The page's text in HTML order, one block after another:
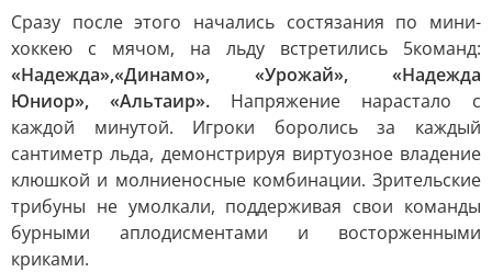
Сразу после этого начались состязания по мини-
хоккею с мячом, на льду встретились 5команд:
«Надежда»,«Динамо», «Урожай», «Надежда
Юниор», «Альтаир». Напряжение нарастало с
каждой минутой. Игроки боролись за каждый
сантиметр льда, демонстрируя виртуозное владение
клюшкой и молниеносные комбинации. Зрительские
трибуны не умолкали, поддерживая свои команды
бурными аплодисментами и восторженными
криками.